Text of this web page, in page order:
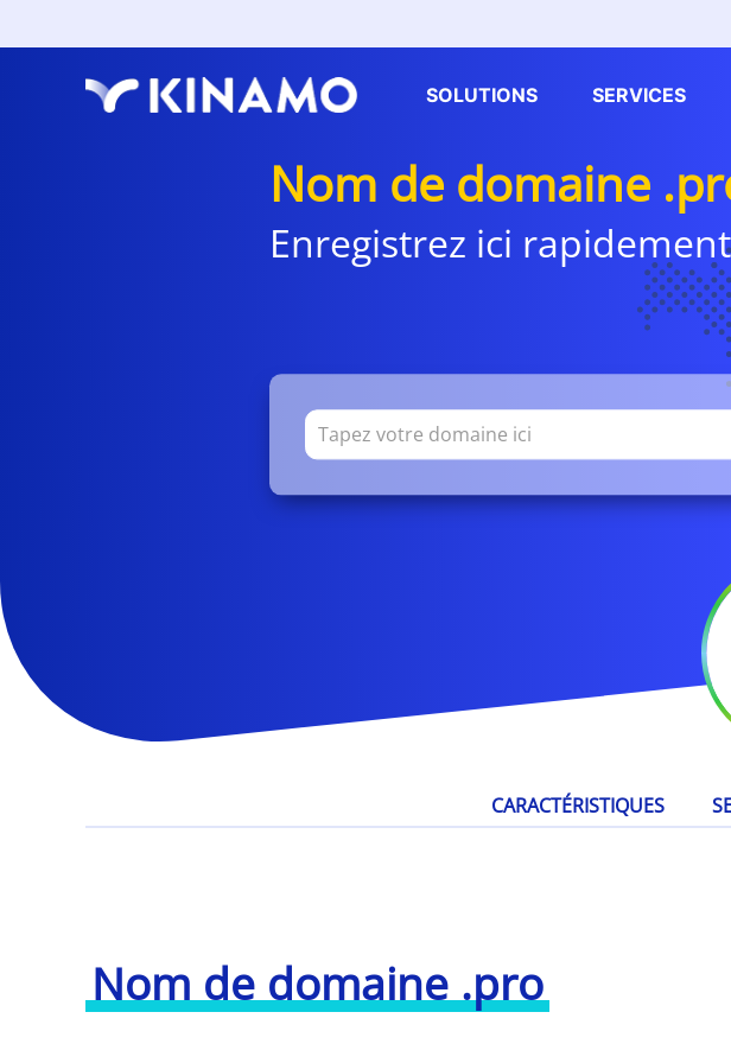
SOLUTIONS SERVICES
Nom de domaine
Enregistrez ici
CARACTÉRISTIQUES
Nom de domaine .pro